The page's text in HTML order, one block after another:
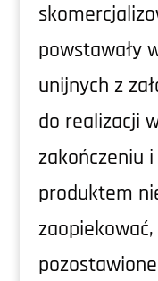
powstawały
unijnych z
do realizacji
zakończeniu
produktem